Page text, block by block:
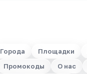
Города Площадки
Промокоды О нас